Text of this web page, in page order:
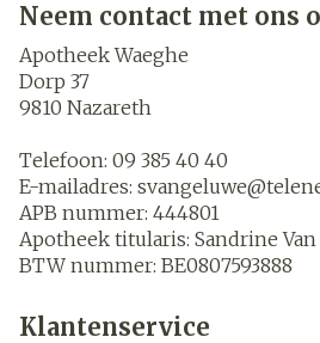
Neem contact met ons
Apotheek Waeghe
Dorp 37
9810 Nazareth
Telefoon: 09 385 40 40
E-mailadres: svangeluwe@
APB nummer: 444801
Apotheek titularis: Sandrine
BTW nummer: BE0807593888
Klantenservice